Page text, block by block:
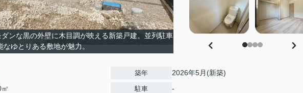
ダンな黒の外壁に木目調が映える新築戸建。並列駐車
なゆとりある敷地が魅力。
築年 2026年5月(新築)
駐車 -